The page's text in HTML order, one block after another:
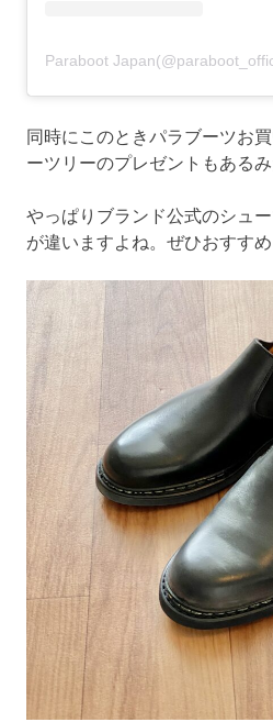
同時にこのときパラブーツお
ーツリーのプレゼントもあるみ
やっぱりブランド公式のシュ
が違いますよね。ぜひおすす